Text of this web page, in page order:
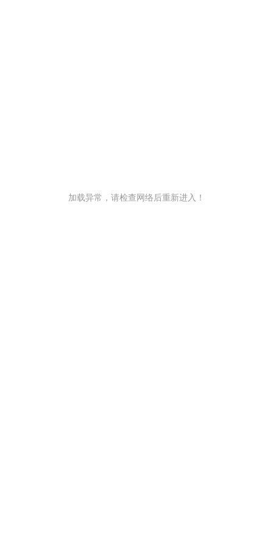
加载异常，请检查网络后重新进入！